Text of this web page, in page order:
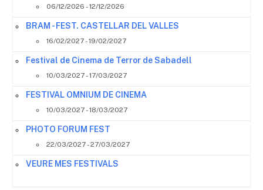
06/12/2026 - 12/12/2026
BRAM - FEST. CASTELLAR DEL VALLES
16/02/2027 - 19/02/2027
Festival de Cinema de Terror de Sabadell
10/03/2027 - 17/03/2027
FESTIVAL OMNIUM DE CINEMA
10/03/2027 - 18/03/2027
PHOTO FORUM FEST
22/03/2027 - 27/03/2027
VEURE MES FESTIVALS